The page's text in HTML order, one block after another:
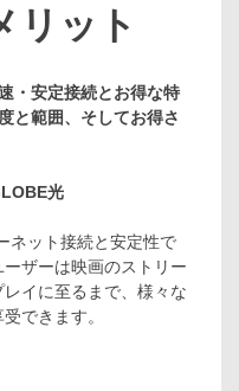
リット
・安定接続とお得な特
と範囲、そしてお得さ
光
ネット接続と安定性で
ザーは映画のストリー
イに至るまで、様々な
できます。